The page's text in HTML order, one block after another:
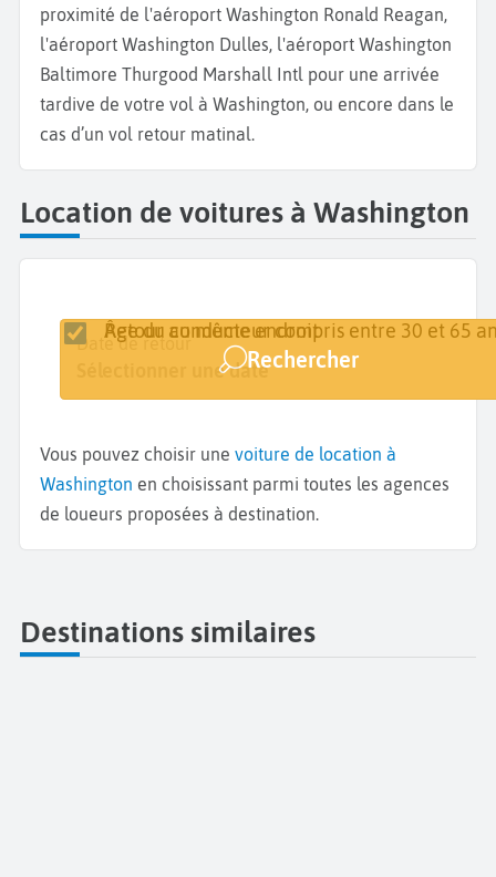
proximité de l'aéroport Washington Ronald Reagan,
l'aéroport Washington Dulles, l'aéroport Washington
Baltimore Thurgood Marshall Intl pour une arrivée
tardive de votre vol à Washington, ou encore dans le
cas d’un vol retour matinal.
Location de voitures à Washington
Lieu de retrait
Date de retrait
Sélectionner une date
Date de retour
Sélectionner une date
Retour au même endroit
Âge du conducteur compris entre 30 et 65
Rechercher
Vous pouvez choisir une voiture de location à
Washington en choisissant parmi toutes les agences
de loueurs proposées à destination.
Destinations similaires